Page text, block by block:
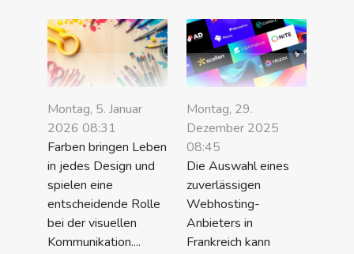
Montag, 5. Januar
2026 08:31
Farben bringen Leben
in jedes Design und
spielen eine
entscheidende Rolle
bei der visuellen
Kommunikation....
Montag, 29.
Dezember 2025
08:45
Die Auswahl eines
zuverlässigen
Webhosting-
Anbieters in
Frankreich kann